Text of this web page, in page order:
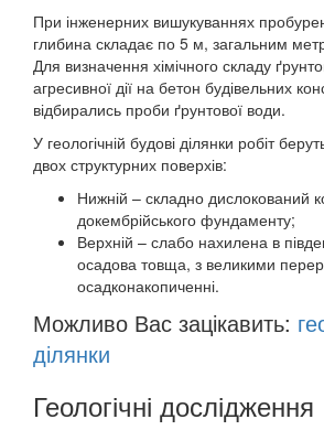
При інженерних вишукуваннях
глибина складає по 5 м, загальним
Для визначення хімічного складу
агресивної дії на бетон будівельних
відбирались проби ґрунтової води.
У геологічній будові ділянки робіт
двох структурних поверхів:
Нижній – складно дислокований
докембрійського фундаменту;
Верхній – слабо нахилена в
осадова товща, з великими
осадконакопиченні.
Можливо Вас зацікавить:
ділянки
Геологічні дослідження